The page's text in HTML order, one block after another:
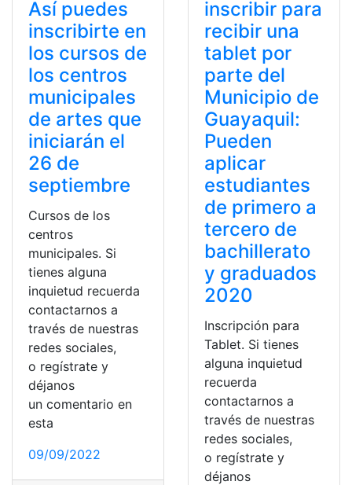
Así puedes
inscribirte en
los cursos de
los centros
municipales
de artes que
iniciarán el
26 de
septiembre
Cursos de los
centros
municipales. Si
tienes alguna
inquietud recuerda
contactarnos a
través de nuestras
redes sociales,
o regístrate y
déjanos
un comentario en
esta
09/09/2022
inscribir para
recibir una
tablet por
parte del
Municipio de
Guayaquil:
Pueden
aplicar
estudiantes
de primero a
tercero de
bachillerato
y graduados
2020
Inscripción para
Tablet. Si tienes
alguna inquietud
recuerda
contactarnos a
través de nuestras
redes sociales,
o regístrate y
déjanos